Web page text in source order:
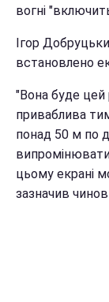
вогні
Ігор
встановлено
"Вона буде цей
приваблива
понад 50 м по
цьому екрані
зазначив